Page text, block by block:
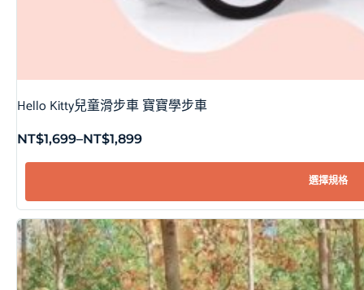
Hello Kitty兒童滑步車 寶寶學步車
NT$1,699–NT$1,899
選擇規格